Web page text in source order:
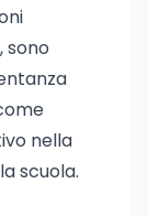
sono
nella
scuola.